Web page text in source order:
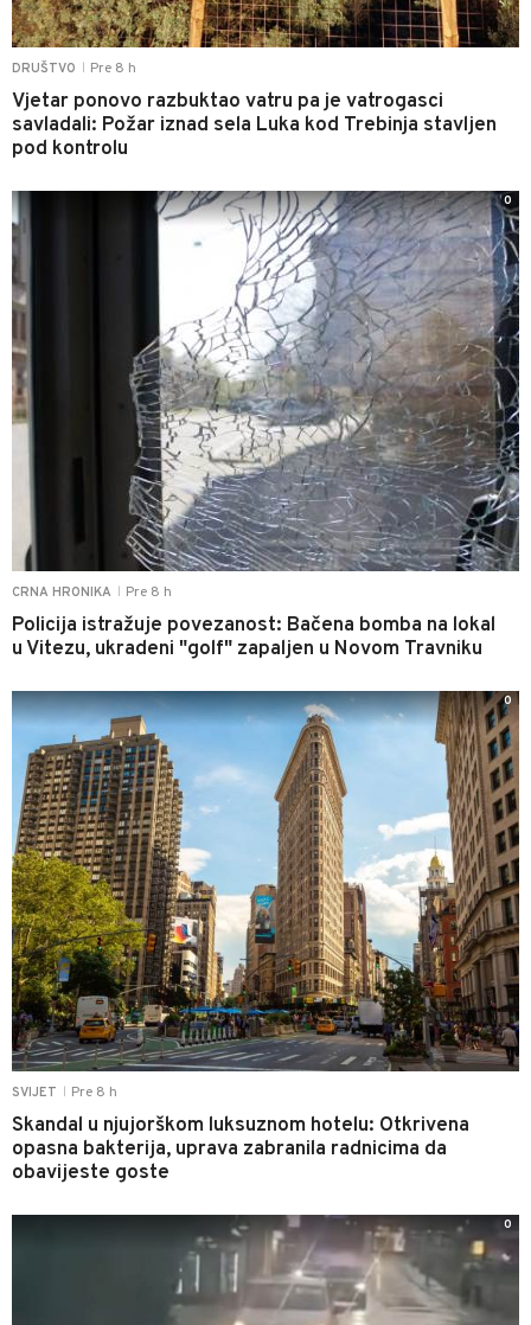
DRUŠTVO Pre 8 h
Vjetar ponovo razbuktao vatru pa je vatrogasci
savladali: Požar iznad sela Luka kod Trebinja stavljen
pod kontrolu
CRNA HRONIKA Pre 8 h
Policija istražuje povezanost: Bačena bomba na lokal
u Vitezu, ukradeni "golf" zapaljen u Novom Travniku
0
SVIJET Pre 8 h
Skandal u njujorškom luksuznom hotelu: Otkrivena
opasna bakterija, uprava zabranila radnicima da
obavijeste goste
0
0